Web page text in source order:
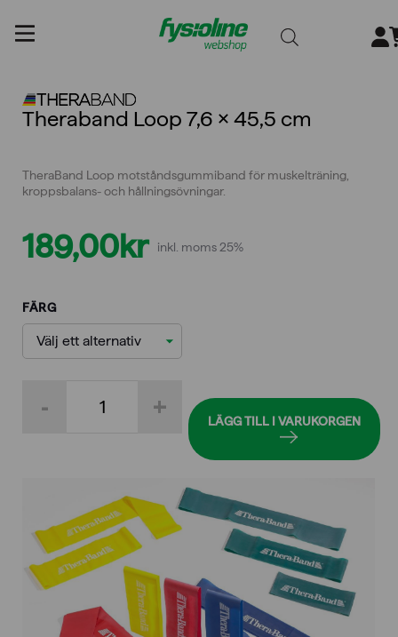
innehållet
Theraband Loop 7,6 x 45,5 cm
TheraBand Loop motståndsgummiband för muskelträning,
kroppsbalans- och hållningsövningar.
189,00kr inkl. moms 25%
FÄRG
+
- LÄGG TILL I VARUKORGEN